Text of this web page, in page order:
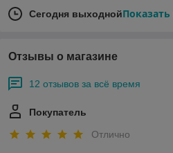
Сегодня выходной
Отзывы о магазине
12 отзывов за всё время
Покупатель
Отлично